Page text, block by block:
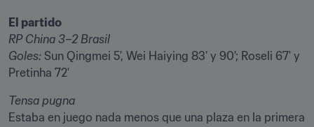
RP China 3–2 Brasil
Goles: Sun Qingmei 5', Wei Haiying 83' y 90'; Roseli 67' y
Pretinha 72'
Estaba en juego nada menos que una plaza en la primera